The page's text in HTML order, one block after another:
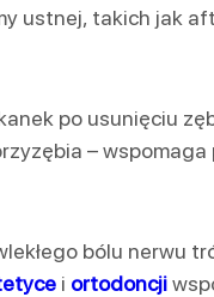
ustnej, takich jak
po usunięciu
–
bólu nerwu
i ortodoncji